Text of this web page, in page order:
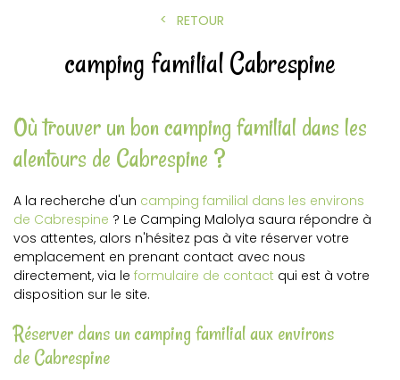
RETOUR
camping familial Cabrespine
Où trouver un bon camping familial dans les
alentours de Cabrespine ?
A la recherche d'un camping familial dans les environs
de Cabrespine ? Le Camping Malolya saura répondre à
vos attentes, alors n'hésitez pas à vite réserver votre
emplacement en prenant contact avec nous
directement, via le formulaire de contact qui est à votre
disposition sur le site.
Réserver dans un camping familial aux environs
de Cabrespine